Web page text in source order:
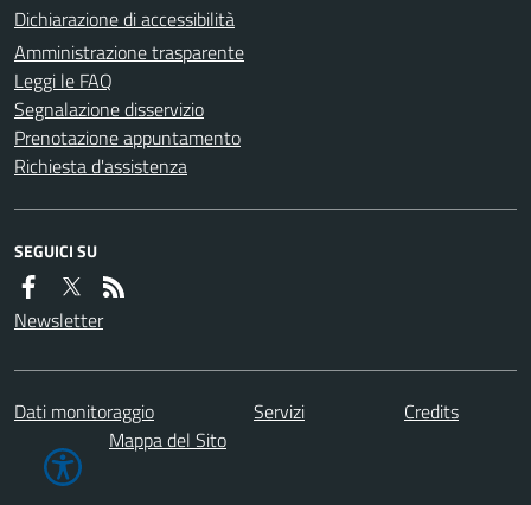
Dichiarazione di accessibilità
Amministrazione trasparente
Leggi le FAQ
Segnalazione disservizio
Prenotazione appuntamento
Richiesta d'assistenza
SEGUICI SU
Newsletter
Dati monitoraggio Servizi
Credits
Mappa del Sito